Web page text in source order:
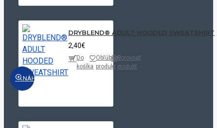
NÁHĽAD
DRYBLEND® ADULT HOODED SWEATSHIRT
2,40€
Do
košíka
Obľúbený
produkt
Porovnať
produkt